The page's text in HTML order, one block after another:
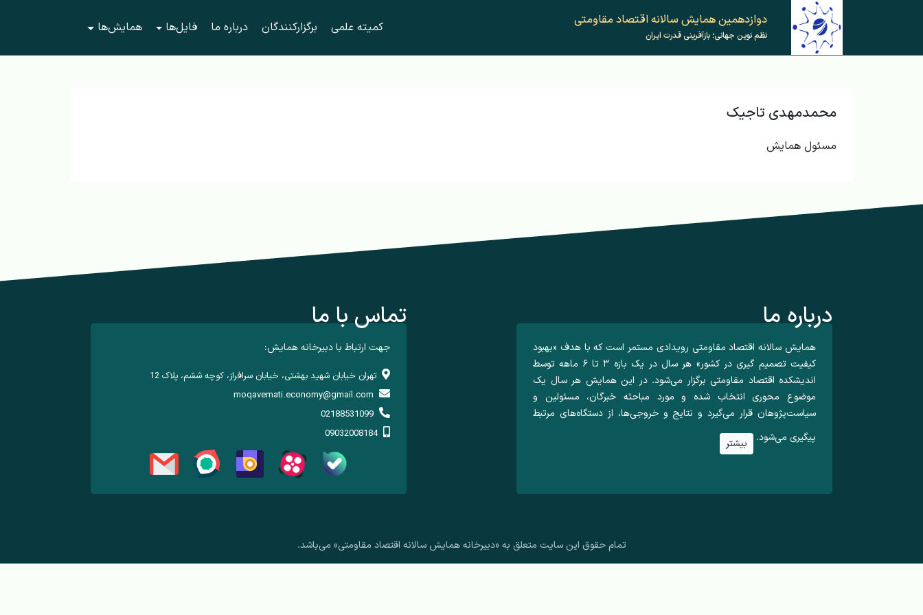
دوازدهمین همایش‌ سالانه اقتصاد مقاومتی
نظم نوین جهانی؛ بازآفرینی قدرت ایران کمیته علمی برگزارکنندگان درباره ما فایل‌ها همایش‌ها
محمدمهدی تاجیک
مسئول همایش
درباره ما
همایش سالانه اقتصاد مقاومتی رویدادی مستمر است که با هدف «بهبود
کیفیت تصمیم گیری در کشور» هر سال در یک بازه ۳ تا ۶ ماهه توسط
اندیشکده اقتصاد مقاومتی برگزار می‌شود. در این همایش هر سال یک
موضوع محوری انتخاب شده و مورد مباحثه خبرگان، مسئولین و
سیاست‌پژوهان قرار می‌گیرد و نتایج و خروجی‌ها، از دستگاه‌های مرتبط
پیگیری می‌شود.
بیشتر
تماس با ما
جهت ارتباط با دبیرخانه همایش:
تهران خیابان شهید بهشتی، خیابان سرافراز، کوچه ششم، پلاک 12
moqavemati.economy@gmail.com
02188531099
09032008184
تمام حقوق این سایت متعلق به «دبیرخانه همایش سالانه اقتصاد مقاومتی» می‌باشد.